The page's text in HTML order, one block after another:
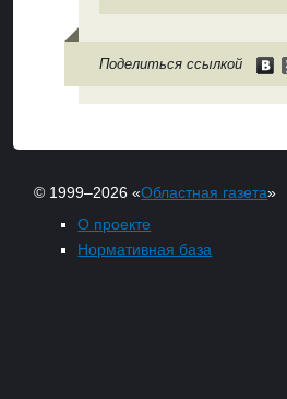
Поделиться ссылкой
© 1999–2026 «Областная газета»
О проекте
Нормативная база